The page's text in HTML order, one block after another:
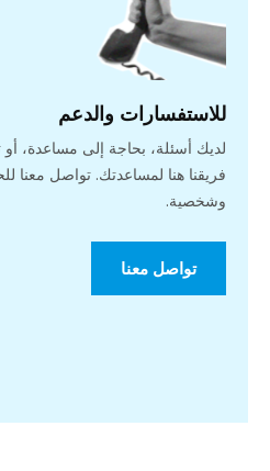
للاستفسارات والدعم
لديك أسئلة، بحاجة إلى مساعدة،
فريقنا هنا لمساعدتك. تواصل معنا
وشخصية.
تواصل معنا